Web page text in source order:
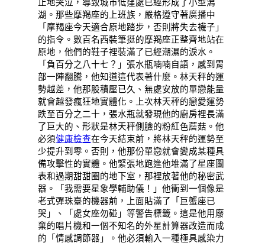
止地哭泣，導致城市低窪處已經形成了小型潟
湖。那些摩羯座的上班族，嚴格遵守著廣播中
「摩羯座今天適合原地踏步，否則將失去襪子」
的指令。數百名西裝筆挺的摩羯座正整齊地站在
原地，他們的鞋子裡裝滿了已經潮濕的淚水。
「負百分之八十七？」張水瓶喃喃自語，感到胃
部一陣翻騰，他知道這代表著什麼。林天秤的運
勢越差，他那股積壓已久、無處安放的單戀能量
就會越發瘋狂地實體化。上次林天秤的戀愛運勢
跌至百分之二十，張水瓶就發現他的廚房裡長滿
了巨大的、形狀是林天秤側臉的粉紅色蘑菇。他
必須健康檢查在今天結束前，將林天秤的運勢至
少提升到零。否則，他那份單戀就會變成某種具
備攻擊性的實體。他緊張地跑進他堆滿了星座圖
表和過期甜甜圈的地下室，那裡放著他的秘密武
器。「我需要星象學輔助儀！」他衝到一個像是
老式彈珠臺的機器前，上面貼滿了「巨蟹座已
哭」、「處女座勿碰」等警告標籤。這是他用廢
棄的唱片機和一個不知名的外星計算器改造而成
的「情感調節器」。他必須輸入一種極具感染力